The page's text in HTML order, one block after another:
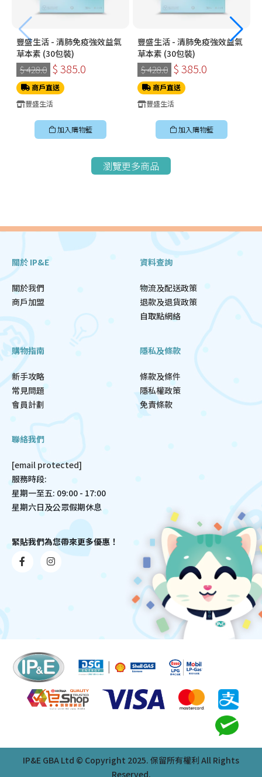
豐盛生活 - 清肺免疫強效益氣
草本素 (30包裝)
$ 428.0 $ 385.0
商戶直送
豐盛生活
加入購物籃
豐盛生活 - 清肺免疫強效益氣
草本素 (30包裝)
$ 428.0 $ 385.0
商戶直送
豐盛生活
加入購物籃
瀏覽更多商品
關於 IP&E
關於我們
商戶加盟
資料查詢
物流及配送政策
退款及退貨政策
自取點網絡
購物指南
新手攻略
常見問題
會員計劃
隱私及條款
條款及條件
隱私權政策
免責條款
聯絡我們
[email protected]
服務時段:
星期一至五: 09:00 - 17:00
星期六日及公眾假期休息
緊貼我們為您帶來更多優惠！
IP&E GBA Ltd © Copyright 2025. 保留所有權利 All Rights
Reserved.